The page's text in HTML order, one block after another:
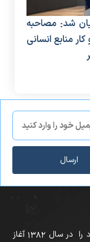
شد: مصاحبه
منابع انسانی
ارسال
شرکت طرح و پردازش غدیر فعالیت خود را در سال ۱۳۸۲ آغاز